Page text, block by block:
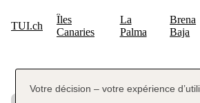
Votre décision – votre expérience